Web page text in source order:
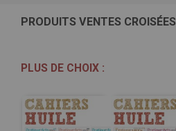
PRODUITS VENTES CROISÉES
PLUS DE CHOIX :